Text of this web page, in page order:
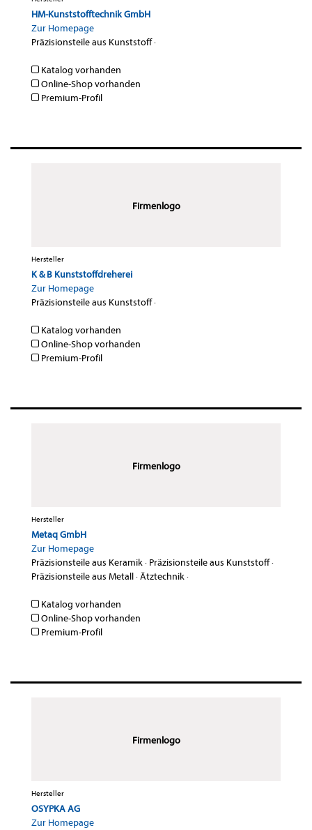
HM-Kunststofftechnik GmbH
Zur Homepage
Präzisionsteile aus Kunststoff·
Katalog vorhanden
Online-Shop vorhanden
Premium-Profil
Firmenlogo
Hersteller
K & B Kunststoffdreherei
Zur Homepage
Präzisionsteile aus Kunststoff·
Katalog vorhanden
Online-Shop vorhanden
Premium-Profil
Firmenlogo
Hersteller
Metaq GmbH
Zur Homepage
Präzisionsteile aus Keramik· Präzisionsteile aus Kunststoff·
Präzisionsteile aus Metall·Ätztechnik·
Katalog vorhanden
Online-Shop vorhanden
Premium-Profil
Firmenlogo
Hersteller
OSYPKA AG
Zur Homepage